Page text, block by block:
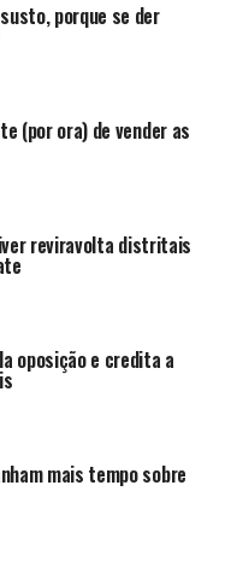
porque se der
(por ora) de vender as
reviravolta distritais
oposição e credita a
mais tempo sobre